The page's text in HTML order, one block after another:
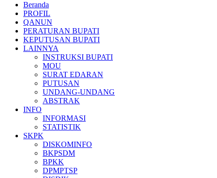
Beranda
PROFIL
QANUN
PERATURAN BUPATI
KEPUTUSAN BUPATI
LAINNYA
INSTRUKSI BUPATI
MOU
SURAT EDARAN
PUTUSAN
UNDANG-UNDANG
ABSTRAK
INFO
INFORMASI
STATISTIK
SKPK
DISKOMINFO
BKPSDM
BPKK
DPMPTSP